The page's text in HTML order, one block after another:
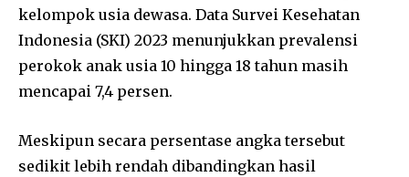
kelompok usia dewasa. Data Survei Kesehatan
Indonesia (SKI) 2023 menunjukkan prevalensi
perokok anak usia 10 hingga 18 tahun masih
mencapai 7,4 persen.
Meskipun secara persentase angka tersebut
sedikit lebih rendah dibandingkan hasil